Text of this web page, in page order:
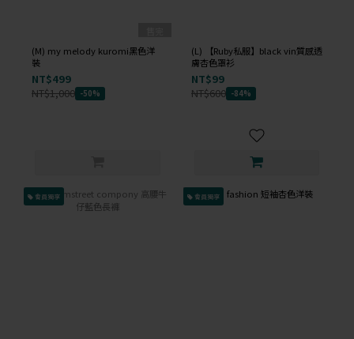
(M) my melody kuromi黑色洋
裝
NT$499
NT$1,000 -50%
(L) 【Ruby私服】black vin質感透
膚杏色罩衫
NT$99
NT$600 -84%
會員獨享 會員獨享